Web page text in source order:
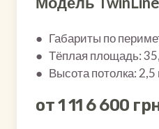
● Габариты по
● Тёплая площадь:
● Высота потолка: 2,5
от 1 11 6 600